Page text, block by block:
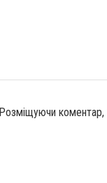
Розміщуючи